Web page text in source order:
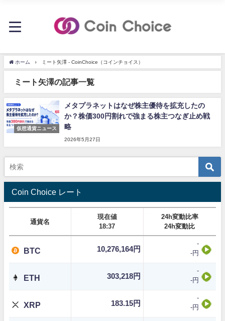
ホーム ミート矢澤 - CoinChoice（コインチョイス）
ミート矢澤の記事一覧
仮想通貨ニュース
メタプラネットはなぜ株主優待を拡充したの
か？株価300円割れで強まる株主つなぎ止め戦
略
2026年5月27日
Coin Choice レート
通貨名
現在値
18:37
24h変動比率
24h変動比
BTC 10,276,164円
-
-円
ETH 303,218円
-
-円
XRP 183.15円
-
-円